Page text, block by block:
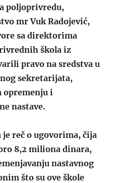
poljoprivredu,
mr Vuk Radojević,
sa direktorima
škola iz
pravo na sredstva u
sekretarijata,
opremenju i
nastave.
je reč o ugovorima, čija
8,2 miliona dinara,
nastavnog
što su ove škole